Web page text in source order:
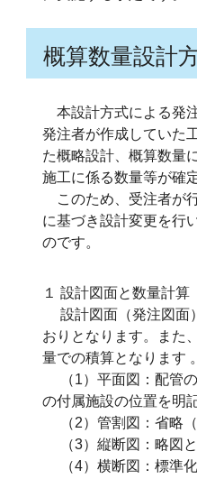
概算数量設計
本設計方式による発
発注者が作成していた
た概略設計、概算数量
施工に係る数量等が確
このため、受注者が
に基づき設計変更を行
のです。
１ 設計図面と数量計算
設計図面（発注図面
おりとなります。また
量での積算となります 。
（1）平面図：配管
の付属施設の位置を明
（2）管割図：省略（
（3）縦断図：略図と
（4）横断図：標準化